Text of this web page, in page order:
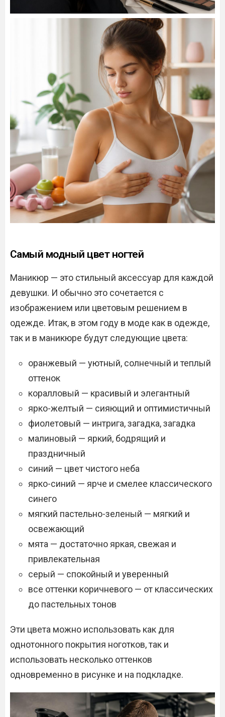
Самый модный цвет ногтей
Маникюр — это стильный аксессуар для каждой
девушки. И обычно это сочетается с
изображением или цветовым решением в
одежде. Итак, в этом году в моде как в одежде,
так и в маникюре будут следующие цвета:
оранжевый — уютный, солнечный и теплый
оттенок
коралловый — красивый и элегантный
ярко-желтый — сияющий и оптимистичный
фиолетовый — интрига, загадка, загадка
малиновый — яркий, бодрящий и
праздничный
синий — цвет чистого неба
ярко-синий — ярче и смелее классического
синего
мягкий пастельно-зеленый — мягкий и
освежающий
мята — достаточно яркая, свежая и
привлекательная
серый — спокойный и уверенный
все оттенки коричневого — от классических
до пастельных тонов
Эти цвета можно использовать как для
однотонного покрытия ноготков, так и
использовать несколько оттенков
одновременно в рисунке и на подкладке.